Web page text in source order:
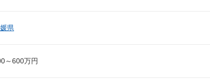
県
～600万円